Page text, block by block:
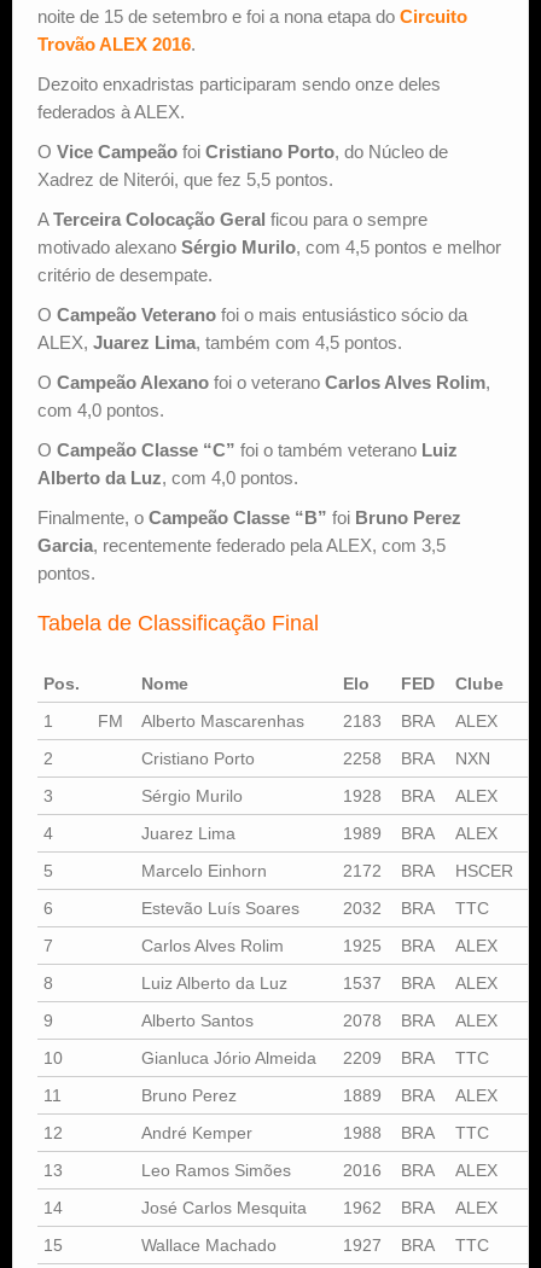
noite de 15 de setembro e foi a nona etapa do Circuito
Trovão ALEX 2016.
Dezoito enxadristas participaram sendo onze deles
federados à ALEX.
O Vice Campeão foi Cristiano Porto, do Núcleo de
Xadrez de Niterói, que fez 5,5 pontos.
ATerceira Colocação Geral ficou para o sempre
motivado alexano Sérgio Murilo, com 4,5 pontos e melhor
critério de desempate.
O Campeão Veterano foi o mais entusiástico sócio da
ALEX, Juarez Lima, também com 4,5 pontos.
O Campeão Alexano foi o veterano Carlos Alves Rolim,
com 4,0 pontos.
O Campeão Classe “C” foi o também veterano Luiz
Alberto da Luz, com 4,0 pontos.
Finalmente, o Campeão Classe “B” foi Bruno Perez
Garcia, recentemente federado pela ALEX, com 3,5
pontos.
Tabela de Classificação Final
Pos. Nome Elo FED Clube
1
FM Alberto Mascarenhas 2183 BRA
ALEX
2
Cristiano Porto 2258 BRA
NXN
3
Sérgio Murilo 1928 BRA
ALEX
4
Juarez Lima 1989 BRA ALEX
5
Marcelo Einhorn 2172 BRA
HSCER
6
Estevão Luís Soares 2032 BRA
TTC
7
Carlos Alves Rolim 1925 BRA ALEX
8
Luiz Alberto da Luz 1537 BRA ALEX
9
Alberto Santos 2078 BRA
ALEX
10
Gianluca Jório Almeida 2209 BRA TTC
11
Bruno Perez 1889 BRA
ALEX
12
André Kemper 1988 BRA
TTC
13
Leo Ramos Simões 2016 BRA
ALEX
14
José Carlos Mesquita 1962 BRA
ALEX
15
Wallace Machado 1927 BRA TTC